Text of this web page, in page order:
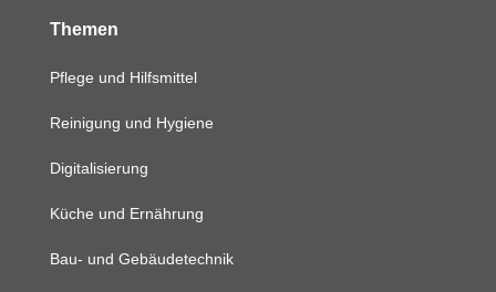
Themen
Pflege und Hilfsmittel
Reinigung und Hygiene
Digitalisierung
Küche und Ernährung
Bau- und Gebäudetechnik